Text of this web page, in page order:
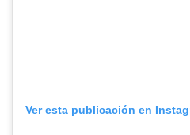
Ver esta publicación en